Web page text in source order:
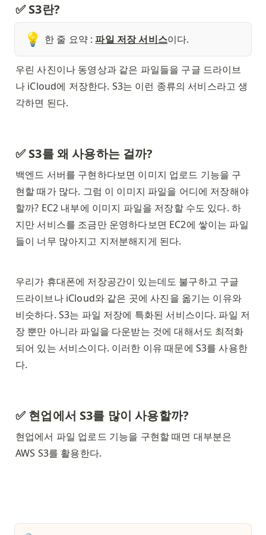
✅ S3란?
💡 한 줄 요약 : 파일 저장 서비스이다.
우린 사진이나 동영상과 같은 파일들을 구글 드라이브
나 iCloud에 저장한다. S3는 이런 종류의 서비스라고 생
각하면 된다.
✅ S3를 왜 사용하는 걸까?
백엔드 서버를 구현하다보면 이미지 업로드 기능을 구
현할 때가 많다. 그럼 이 이미지 파일을 어디에 저장해야
할까? EC2 내부에 이미지 파일을 저장할 수도 있다. 하
지만 서비스를 조금만 운영하다보면 EC2에 쌓이는 파일
들이 너무 많아지고 지저분해지게 된다.
우리가 휴대폰에 저장공간이 있는데도 불구하고 구글
드라이브나 iCloud와 같은 곳에 사진을 옮기는 이유와
비슷하다. S3는 파일 저장에 특화된 서비스이다. 파일 저
장 뿐만 아니라 파일을 다운받는 것에 대해서도 최적화
되어 있는 서비스이다. 이러한 이유 때문에 S3를 사용한
다.
✅ 현업에서 S3를 많이 사용할까?
현업에서 파일 업로드 기능을 구현할 때면 대부분은
AWS S3를 활용한다.